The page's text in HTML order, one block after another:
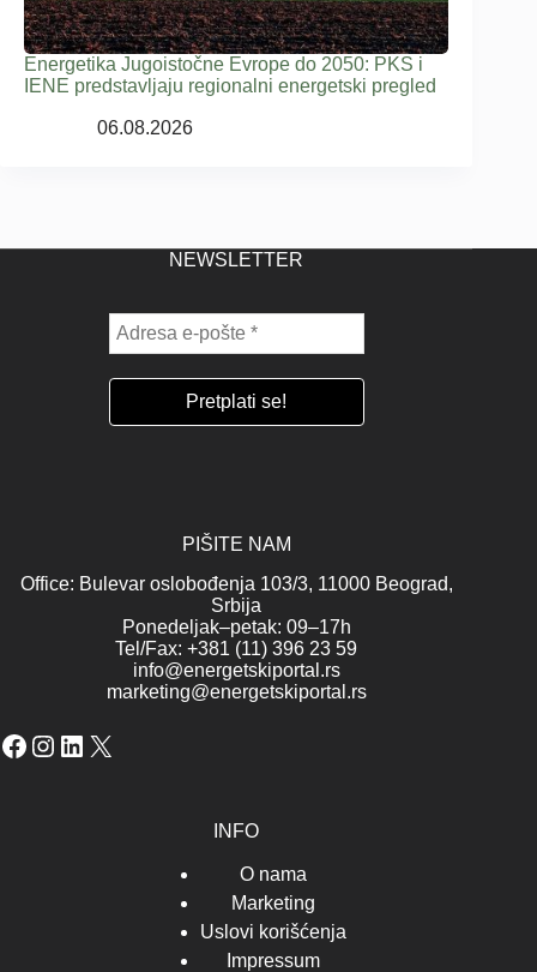
Energetika Jugoistočne Evrope do 2050: PKS i
IENE predstavljaju regionalni energetski pregled
06.08.2026
NEWSLETTER
PIŠITE NAM
Office: Bulevar oslobođenja 103/3, 11000 Beograd,
Srbija
Ponedeljak–petak: 09–17h
Tel/Fax: +381 (11) 396 23 59
info@energetskiportal.rs
marketing@energetskiportal.rs
Facebook
Instagram
LinkedIn
X
INFO
O nama
Marketing
Uslovi korišćenja
Impressum